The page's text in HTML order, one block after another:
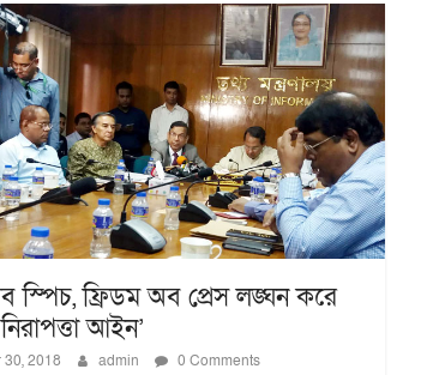
স্পিচ, ফ্রিডম অব প্রেস লঙ্ঘন করে
আইন’
2018 admin 0 Comments